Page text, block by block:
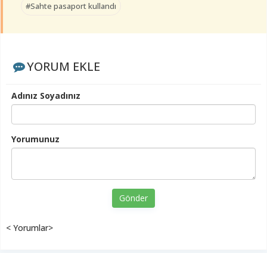
#Sahte pasaport kullandı
YORUM EKLE
Adınız Soyadınız
Yorumunuz
Gönder
< Yorumlar>